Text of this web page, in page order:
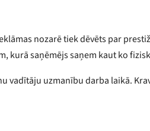
nozarē tiek dēvēts par
kurā saņēmējs saņem kaut ko
vadītāju uzmanību darba laikā.